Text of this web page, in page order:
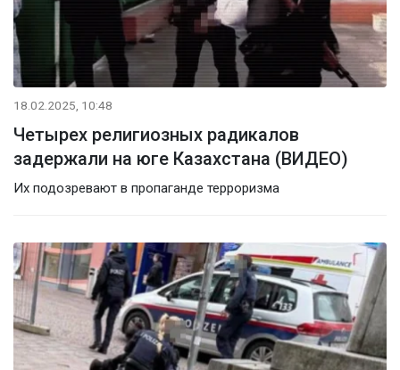
18.02.2025, 10:48
Четырех религиозных радикалов
задержали на юге Казахстана (ВИДЕО)
Их подозревают в пропаганде терроризма